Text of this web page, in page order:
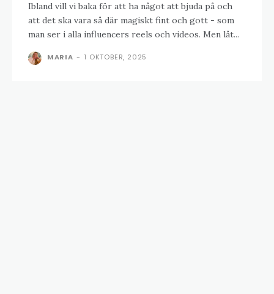
Ibland vill vi baka för att ha något att bjuda på och
att det ska vara så där magiskt fint och gott - som
man ser i alla influencers reels och videos. Men låt...
MARIA - 1 OKTOBER, 2025